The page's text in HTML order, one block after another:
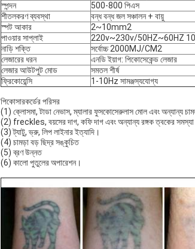
স্পন্দন
500-800 পিএস
শীতলকরণ ব্যবস্থা
বন্ধ বন্ধ জল সঞ্চালন + বায়ু
স্পট আকার
2~10mm2
পাওয়ার সাপ্লাই
220v~230v/50HZ~60HZ
নাড়ি শক্তি
সর্বোচ্চ 2000MJ/CM2
লেজারের ধরন
এনডি ইয়াগ: পিকোসেকেন্ড লেজার
লেজার আউটপুট মোড
সমতল শীর্ষ
ফ্রিকোয়েন্সি
1-10Hz সামঞ্জস্যযোগ্য
পিকোসারকর্ডের পরিসর
(1) ক্লোসমা, টাডা নেভাস, ম্যালার ফুসকোসেরুলাস মোল এবং অন্যান্য
(2) freckles, বয়সের দাগ, কফি দাগ এবং অন্যান্য রঙ্গক ত্বকের
(3) ট্যাটু, ভ্রু, লিপ লাইনার ইত্যাদি।
(4) চামড়া বড় ছিদ্র সঙ্কুচিত
(5) ব্রণ উন্নত
(6) কালো পুতুলের অপারেশন।